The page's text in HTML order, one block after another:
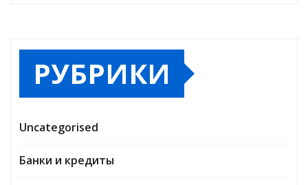
РУБРИКИ
Uncategorised
Банки и кредиты